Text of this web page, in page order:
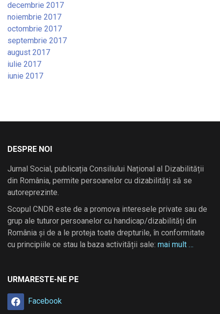
decembrie 2017
noiembrie 2017
octombrie 2017
septembrie 2017
august 2017
iulie 2017
iunie 2017
DESPRE NOI
Jurnal Social, publicația Consiliului Național al Dizabilității
din România, permite persoanelor cu dizabilități să se
autoreprezinte.
Scopul CNDR este de a promova interesele private sau de
grup ale tuturor persoanelor cu handicap/dizabilități din
România și de a le proteja toate drepturile, în conformitate
cu principiile ce stau la baza activității sale: mai mult …
URMARESTE-NE PE
Facebook